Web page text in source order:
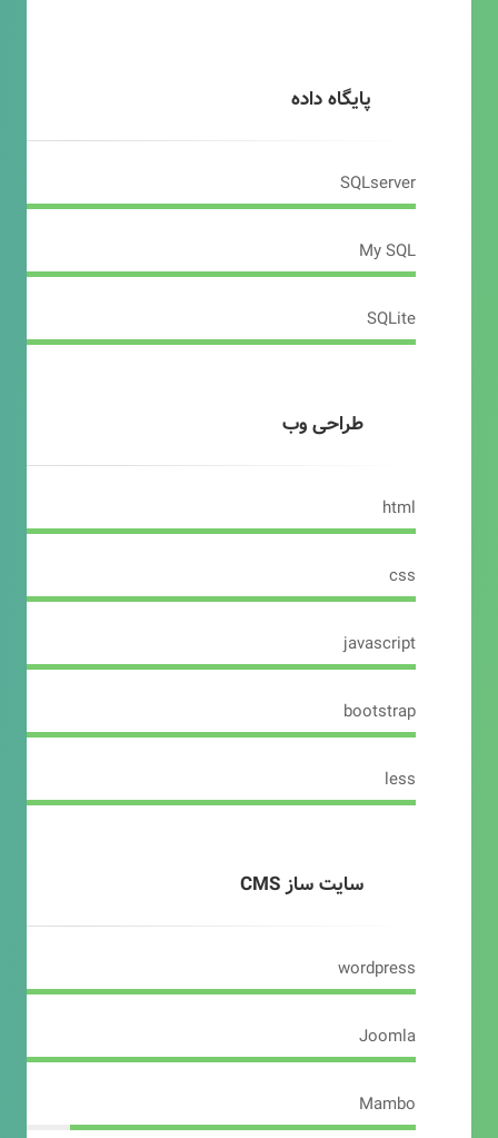
پایگاه داده
SQLserver
My SQL
SQLite
طراحی وب
html
css
javascript
bootstrap
less
سایت ساز CMS
wordpress
Joomla
Mambo